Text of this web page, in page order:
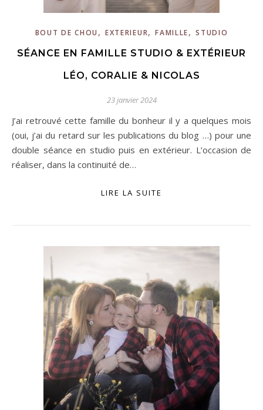
BOUT DE CHOU , EXTERIEUR,FAMILLE,STUDIO
SÉANCE EN FAMILLE STUDIO & EXTÉRIEUR
LÉO, CORALIE & NICOLAS
23 janvier 2024
J’ai retrouvé cette famille du bonheur il y a quelques mois
(oui, j’ai du retard sur les publications du blog …) pour une
double séance en studio puis en extérieur. L’occasion de
réaliser, dans la continuité de…
LIRE LA SUITE